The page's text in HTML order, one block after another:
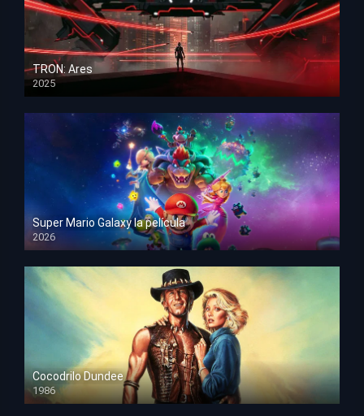
TRON: Ares
2025
HD 1080p
Super Mario Galaxy la película
2026
HD 1080p
Cocodrilo Dundee
1986
HD 1080p